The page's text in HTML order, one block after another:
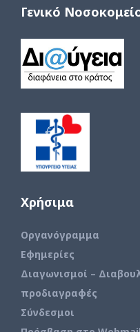
Γενικό
Χρήσιμα
Οργανόγραμμα
Εφημερίες
Διαγωνισμοί –
προδιαγραφές
Σύνδεσμοι